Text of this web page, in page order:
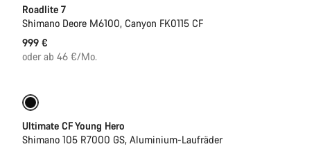
Roadlite 7
Shimano Deore M6100, Canyon FK0115 CF
999 €
oder ab 46 €/Mo.
Ultimate CF Young Hero
Shimano 105 R7000 GS, Aluminium-Laufräder